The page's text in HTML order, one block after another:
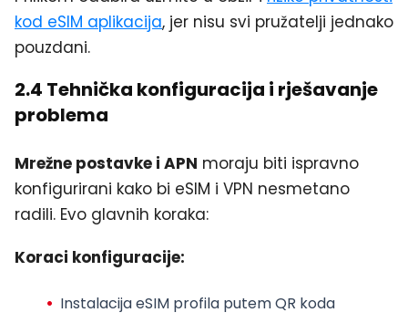
kod eSIM aplikacija, jer nisu svi pružatelji jednako
pouzdani.
2.4 Tehnička konfiguracija i rješavanje
problema
Mrežne postavke i APN moraju biti ispravno
konfigurirani kako bi eSIM i VPN nesmetano
radili. Evo glavnih koraka:
Koraci konfiguracije:
Instalacija eSIM profila putem QR koda